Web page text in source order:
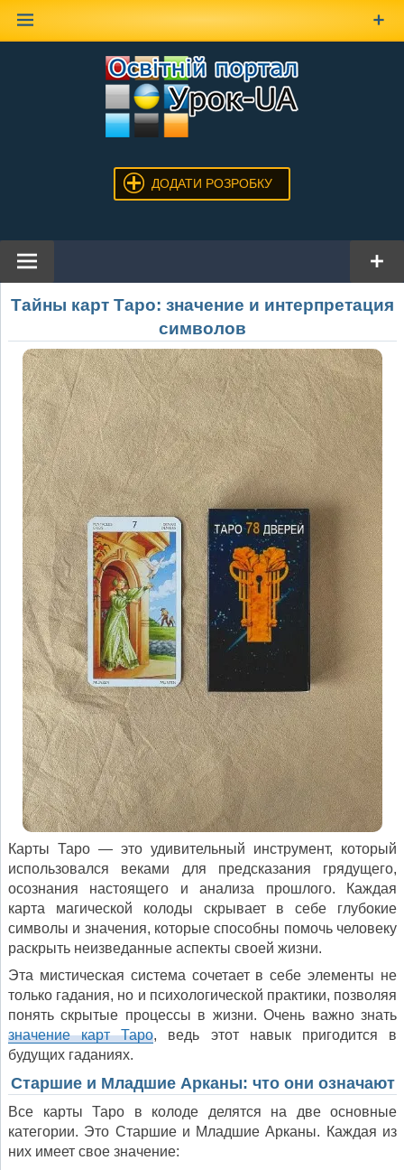
ДОДАТИ РОЗРОБКУ
Тайны карт Таро: значение и интерпретация
символов
Карты Таро — это удивительный инструмент, который
использовался веками для предсказания грядущего,
осознания настоящего и анализа прошлого. Каждая
карта магической колоды скрывает в себе глубокие
символы и значения, которые способны помочь человеку
раскрыть неизведанные аспекты своей жизни.
Эта мистическая система сочетает в себе элементы не
только гадания, но и психологической практики, позволяя
понять скрытые процессы в жизни. Очень важно знать
значение карт Таро, ведь этот навык пригодится в
будущих гаданиях.
Старшие и Младшие Арканы: что они означают
Все карты Таро в колоде делятся на две основные
категории. Это Старшие и Младшие Арканы. Каждая из
них имеет свое значение: